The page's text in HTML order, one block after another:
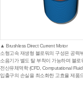
▲ Brushless Direct Current Motor
소형고속 재생형 블로워의 구성은 공력
소음기가 별도 탈 부착이 가능하며 블
전산유체역학 (CFD, Computational
입출구의 손실을 최소화한 고효율 제품